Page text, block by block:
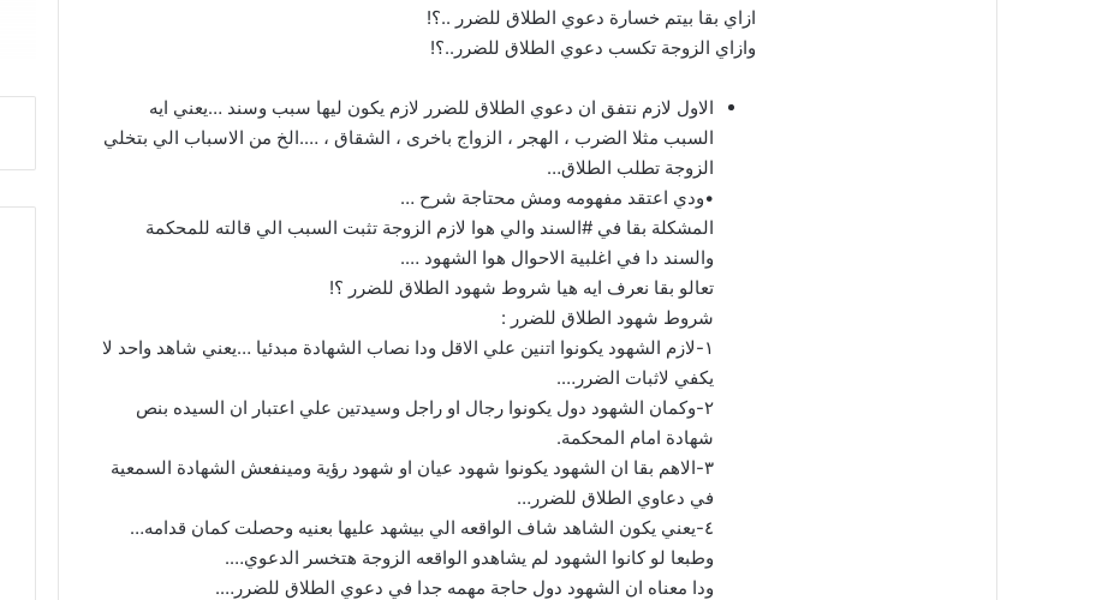
ازاي بقا بيتم خسارة دعوي الطلاق للضرر ..؟!
وازاي الزوجة تكسب دعوي الطلاق للضرر..؟!
الاول لازم نتفق ان دعوي الطلاق للضرر لازم يكون ليها سبب وسند …يعني ايه
السبب مثلا الضرب ، الهجر ، الزواج باخرى ، الشقاق ، ….الخ من الاسباب الي بتخلي
الزوجة تطلب الطلاق…
•ودي اعتقد مفهومه ومش محتاجة شرح …
المشكلة بقا في #السند والي هوا لازم الزوجة تثبت السبب الي قالته للمحكمة
والسند دا في اغلبية الاحوال هوا الشهود ….
تعالو بقا نعرف ايه هيا شروط شهود الطلاق للضرر ؟!
شروط شهود الطلاق للضرر :
١-لازم الشهود يكونوا اتنين علي الاقل ودا نصاب الشهادة مبدئيا …يعني شاهد واحد لا
يكفي لاثبات الضرر….
٢-وكمان الشهود دول يكونوا رجال او راجل وسيدتين علي اعتبار ان السيده بنص
شهادة امام المحكمة.
٣-الاهم بقا ان الشهود يكونوا شهود عيان او شهود رؤية ومينفعش الشهادة السمعية
في دعاوي الطلاق للضرر…
٤-يعني يكون الشاهد شاف الواقعه الي بيشهد عليها بعنيه وحصلت كمان قدامه…
وطبعا لو كانوا الشهود لم يشاهدو الواقعه الزوجة هتخسر الدعوي….
ودا معناه ان الشهود دول حاجة مهمه جدا في دعوي الطلاق للضرر….